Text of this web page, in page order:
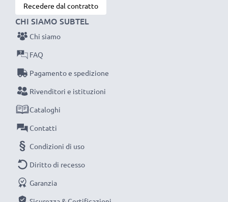
Recedere dal contratto
CHI SIAMO SUBTEL
Chi siamo
FAQ
Pagamento e spedizione
Rivenditori e istituzioni
Cataloghi
Contatti
Condizioni di uso
Diritto di recesso
Garanzia